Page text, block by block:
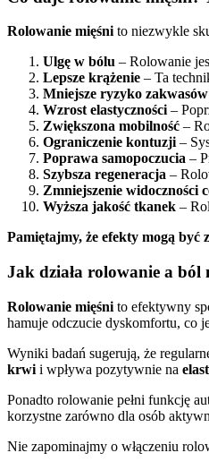
Rolowanie mięśnito niezwykle
Ulgę w bólu – Rolowanie
Lepsze krążenie – Ta
Mniejsze ryzyko zakwasów
Wzrost elastyczności–
Zwiększona mobilność –
Ograniczenie kontuzji–
Poprawa samopoczucia –
Szybsza regeneracja –
Zmniejszenie widoczności
Wyższa jakość tkanek –
Pamiętajmy, że efekty mogą być
Jak działa rolowanie a ból
Rolowanie mięśni to efektywny
hamuje odczucie dyskomfortu, co
Wyniki badań sugerują, że
krwi i wpływa pozytywnie na
Ponadto rolowanie pełni funkcję
korzystne zarówno dla osób
Nie zapominajmy o włączeniu